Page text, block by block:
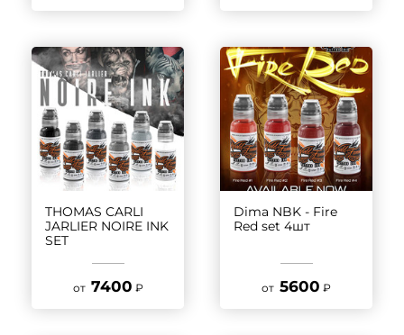
THOMAS CARLI
JARLIER NOIRE INK
SET
от 7400 ₽
Dima NBK - Fire
Red set 4шт
от 5600 ₽